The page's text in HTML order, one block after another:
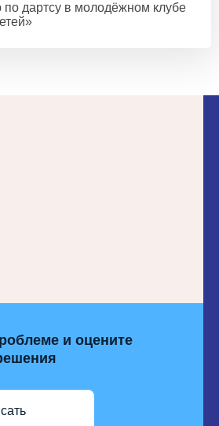
по дартсу в молодёжном клубе
и оцените